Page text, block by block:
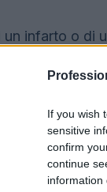
If you wish
sensitive
confirm
continue
information
un infarto o di
di vita
Salute,
a 30 mila